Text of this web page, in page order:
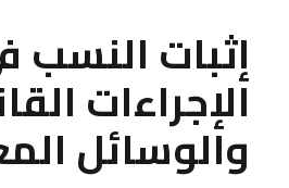
إثبات النسب
الإجراءات
والوسائل